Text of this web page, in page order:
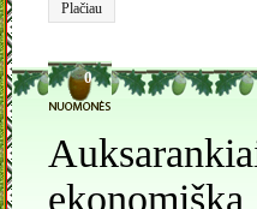
Plačiau
0
ekonomišką